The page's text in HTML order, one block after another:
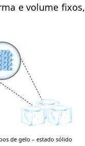
e volume
de gelo – estado sólido